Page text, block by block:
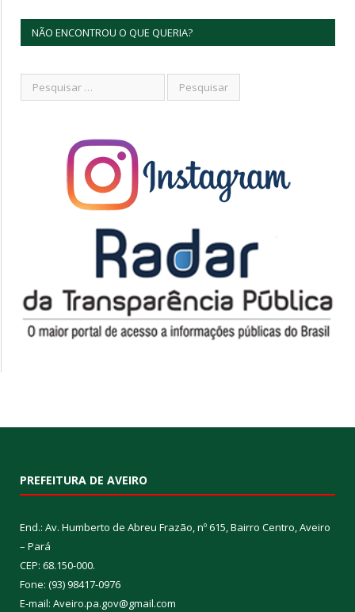
NÃO ENCONTROU O QUE QUERIA?
PREFEITURA DE AVEIRO
End.: Av. Humberto de Abreu Frazão, nº 615, Bairro Centro, Aveiro
– Pará
CEP: 68.150-000.
Fone: (93) 98417-0976
E-mail: Aveiro.pa.gov@gmail.com